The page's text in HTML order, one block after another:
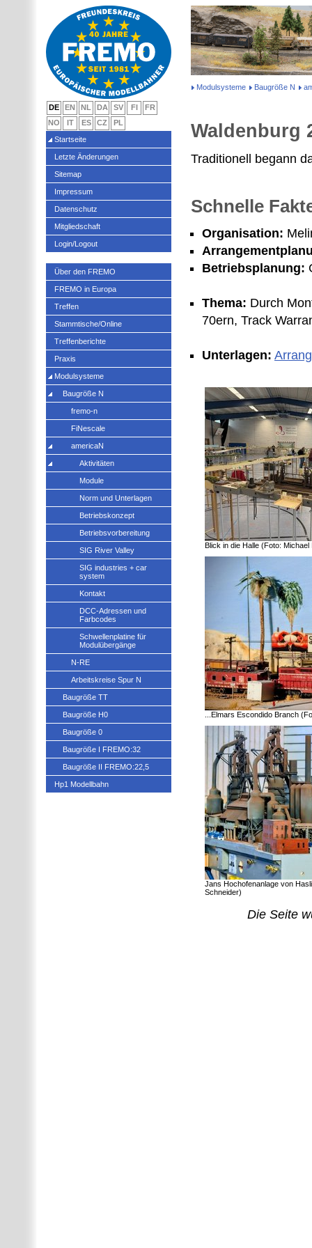
Modulsysteme Baugröße N
Waldenburg
Traditionell begann
Schnelle
Organisation:
Betriebsplanung:
Thema: Durch
70ern, Track
Unterlagen:
Blick in die Halle (Foto: Michael
...Elmars Escondido Branch
Jans Hochofenanlage von
Schneider)
Die Seite
DE EN NL DA SV FI
FR
NO
IT ES CZ
PL
Startseite
Letzte Änderungen
Sitemap
Impressum
Datenschutz
Mitgliedschaft
Login/Logout
Über den FREMO
FREMO in Europa
Treffen
Stammtische/Online
Treffenberichte
Praxis
Modulsysteme
Baugröße N
fremo-n
FiNescale
americaN
Aktivitäten
Module
Norm und Unterlagen
Betriebskonzept
Betriebsvorbereitung
SIG River Valley
SIG industries + car
system
Kontakt
DCC-Adressen und
Farbcodes
Schwellenplatine für
Modulübergänge
N-RE
Arbeitskreise Spur N
Baugröße TT
Baugröße H0
Baugröße 0
Baugröße I FREMO:32
Baugröße II FREMO:22,5
Hp1 Modellbahn